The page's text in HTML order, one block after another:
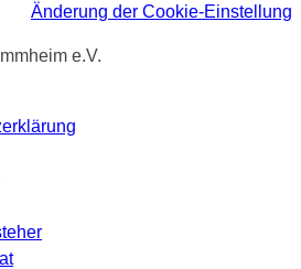
Änderung der Cookie-Einstellung
e.V.